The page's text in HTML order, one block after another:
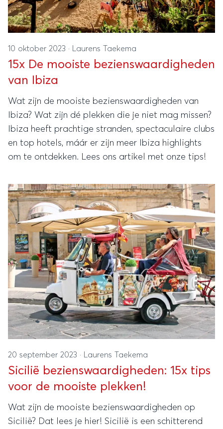
10 oktober 2023 · Laurens Taekema
15x De mooiste bezienswaardigheden
van Ibiza
Wat zijn de mooiste bezienswaardigheden van
Ibiza? Wat zijn dé plekken die je niet mag missen?
Ibiza heeft prachtige stranden, spectaculaire clubs
en top hotels, máár er zijn meer Ibiza highlights
om te ontdekken. Lees ons artikel met onze tips!
20 september 2023 · Laurens Taekema
Sicilië bezienswaardigheden: 15x tips
voor de mooiste plekken!
Wat zijn de mooiste bezienswaardigheden op
Sicilië? Dat lees je hier! Sicilië is een schitterend